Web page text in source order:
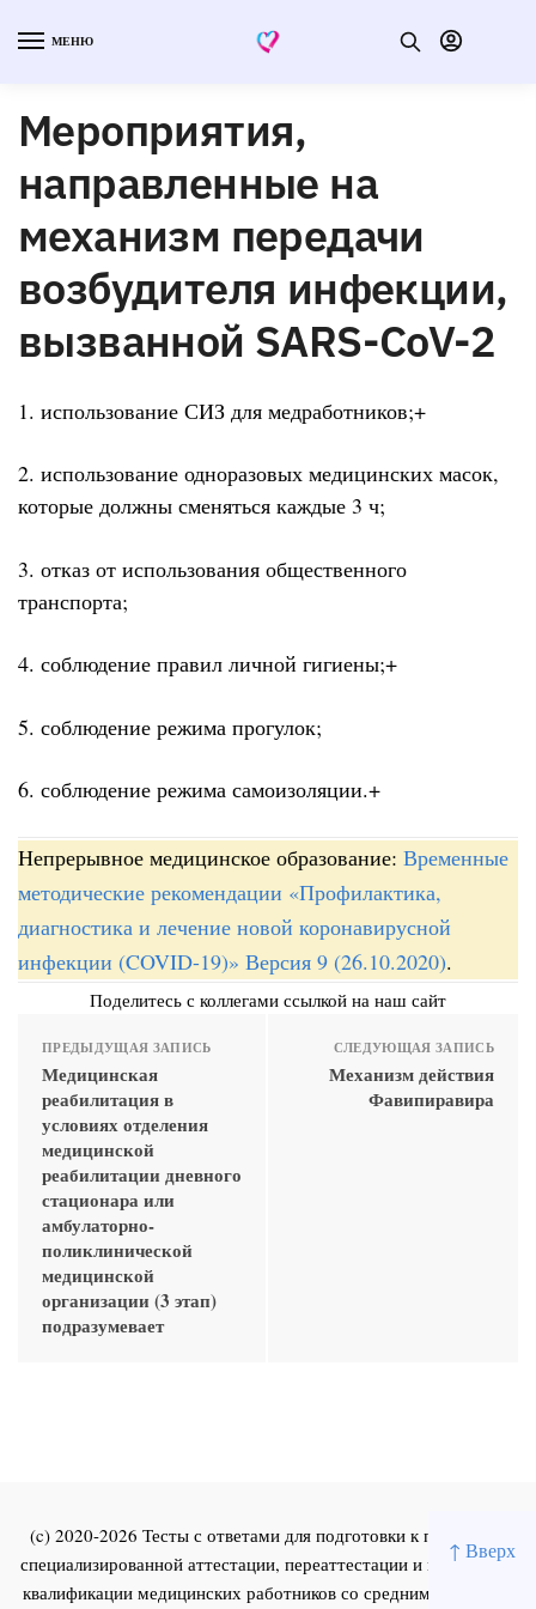
↑ Вверх
МЕНЮ
Мероприятия,
направленные на
механизм передачи
возбудителя инфекции,
вызванной SARS-CoV-2
1. использование СИЗ для медработников;+
2. использование одноразовых медицинских масок,
которые должны сменяться каждые 3 ч;
3. отказ от использования общественного
транспорта;
4. соблюдение правил личной гигиены;+
5. соблюдение режима прогулок;
6. соблюдение режима самоизоляции.+
Непрерывное медицинское образование: Временные
методические рекомендации «Профилактика,
диагностика и лечение новой коронавирусной
инфекции (COVID-19)» Версия 9 (26.10.2020).
Поделитесь с коллегами ссылкой на наш сайт
ПРЕДЫДУЩАЯ ЗАПИСЬ
Медицинская
реабилитация в
условиях отделения
медицинской
реабилитации дневного
стационара или
амбулаторно-
поликлинической
медицинской
организации (3 этап)
подразумевает
СЛЕДУЮЩАЯ ЗАПИСЬ
Механизм действия
Фавипиравира
(c) 2020-2026 Тесты с ответами для подготовки к первичной
специализированной аттестации, переаттестации и повышения
квалификации медицинских работников со средним и высшим